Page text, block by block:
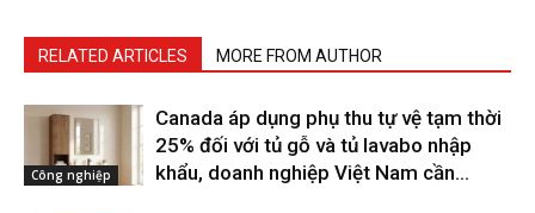
RELATED ARTICLES MORE FROM AUTHOR
Công nghiệp
Canada áp dụng phụ thu tự vệ tạm thời
25% đối với tủ gỗ và tủ lavabo nhập
khẩu, doanh nghiệp Việt Nam cần...